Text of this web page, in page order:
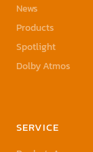
News
Products
Spotlight
Dolby Atmos
SERVICE